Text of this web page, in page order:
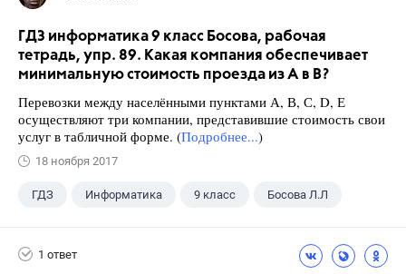
ГДЗ информатика 9 класс Босова, рабочая
тетрадь, упр. 89. Какая компания обеспечивает
минимальную стоимость проезда из А в В?
Перевозки между населёнными пунктами А, В, С, D, Е
осуществляют три компании, представившие стоимость свои
услуг в табличной форме. (Подробнее...)
18 ноября 2017
ГДЗ Информатика 9 класс Босова Л.Л
1 ответ